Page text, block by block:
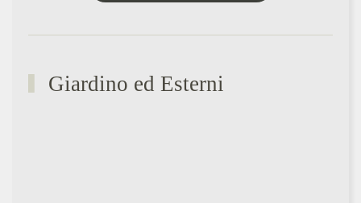
Giardino ed Esterni